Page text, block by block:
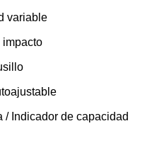
variable
impacto
/ Indicador de capacidad